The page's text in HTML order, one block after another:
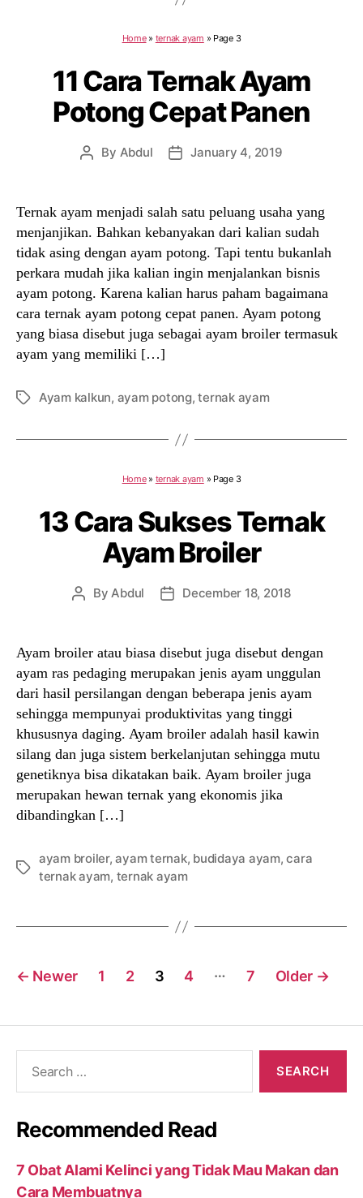
Home» ternak ayam » Page 3
11 Cara Ternak Ayam
Potong Cepat Panen
Post
By Abdul
PostJanuary 4, 2019
Ternak ayam menjadi salah satu peluang usaha yang
menjanjikan. Bahkan kebanyakan dari kalian sudah
tidak asing dengan ayam potong. Tapi tentu bukanlah
perkara mudah jika kalian ingin menjalankan bisnis
ayam potong. Karena kalian harus paham bagaimana
cara ternak ayam potong cepat panen. Ayam potong
yang biasa disebut juga sebagai ayam broiler termasuk
ayam yang memiliki […]
TagsAyam kalkun, ayam potong,ternak ayam
Home» ternak ayam » Page 3
13 Cara Sukses Ternak
Ayam Broiler
PostByAbdul
PostDecember 18, 2018
Ayam broiler atau biasa disebut juga disebut dengan
ayam ras pedaging merupakan jenis ayam unggulan
dari hasil persilangan dengan beberapa jenis ayam
sehingga mempunyai produktivitas yang tinggi
khususnya daging. Ayam broiler adalah hasil kawin
silang dan juga sistem berkelanjutan sehingga mutu
genetiknya bisa dikatakan baik. Ayam broiler juga
merupakan hewan ternak yang ekonomis jika
dibandingkan […]
Tags
ayam broiler,ayam ternak, budidaya ayam,cara
ternak ayam, ternak ayam
Posts
← Newer 1 2 3 4 … 7 Older →
Recommended Read
7 Obat Alami Kelinci yang Tidak Mau Makan dan
Cara Membuatnya